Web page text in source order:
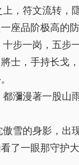
，符文流转，
座品阶极高的防
步一岗，五步
士，手持长戈
瀰漫著一股山
雪的身影，出
了一眼那守护